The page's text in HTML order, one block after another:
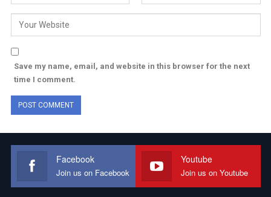
Save my name, email, and website in this browser for the next
time I comment.
Facebook
Join us on Facebook
Youtube
Join us on Youtube